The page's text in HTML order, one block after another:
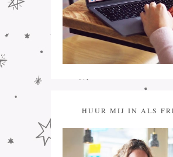
HUUR MIJ IN ALS